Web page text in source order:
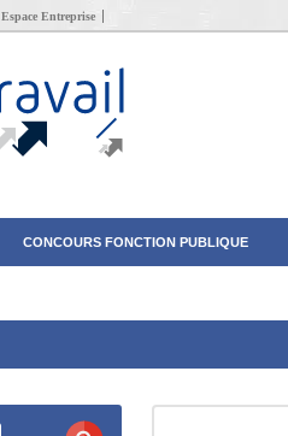
Espace Entreprise
CONCOURS FONCTION PUBLIQUE